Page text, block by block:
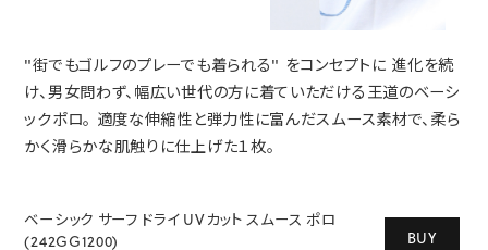
"街でもゴルフのプレーでも着られる" をコンセプトに 進化を続
け、男女問わず、幅広い世代の方に着ていただける王道のベーシ
ックポロ。 適度な伸縮性と弾力性に富んだスムース素材で、柔ら
かく滑らかな肌触りに仕上げた１枚。
ベーシック サーフ ドライ UVカット スムース ポロ
(242GG1200)
BUY